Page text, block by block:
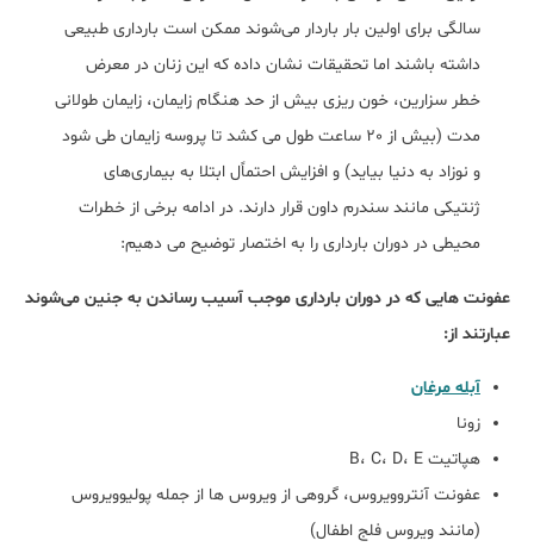
سالگی برای اولین بار باردار می‌شوند ممکن است بارداری طبیعی
داشته باشند اما تحقیقات نشان داده که این زنان در معرض
خطر سزارین، خون ریزی بیش از حد هنگام زایمان، زایمان طولانی
مدت (بیش از 20 ساعت طول می کشد تا پروسه زایمان طی شود
و نوزاد به دنیا بیاید) و افزایش احتماًل ابتلا به بیماری‌های
ژنتیکی مانند سندرم داون قرار دارند. در ادامه برخی از خطرات
محیطی در دوران بارداری را به اختصار توضیح می دهیم:
عفونت هایی که در دوران بارداری موجب آسیب رساندن به جنین می‌شوند
عبارتند از:
آبله مرغان
زونا
هپاتیت B، C، D، E
عفونت آنتروویروس، گروهی از ویروس ها از جمله پولیوویروس
(مانند ویروس فلج اطفال)